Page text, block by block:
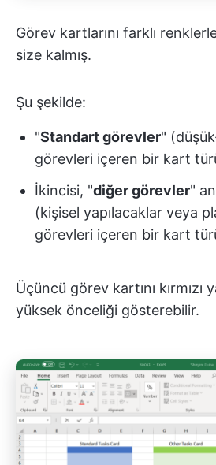
Görev kartlarını farklı
size kalmış.
Şu şekilde:
"Standart görevler"
görevleri içeren bir kart
İkincisi, "diğer görevler"
(kişisel yapılacaklar veya
görevleri içeren bir kart
Üçüncü görev kartını kırmızı
yüksek önceliği gösterebilir.